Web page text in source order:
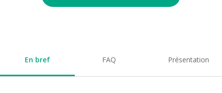
En bref FAQ Présentation